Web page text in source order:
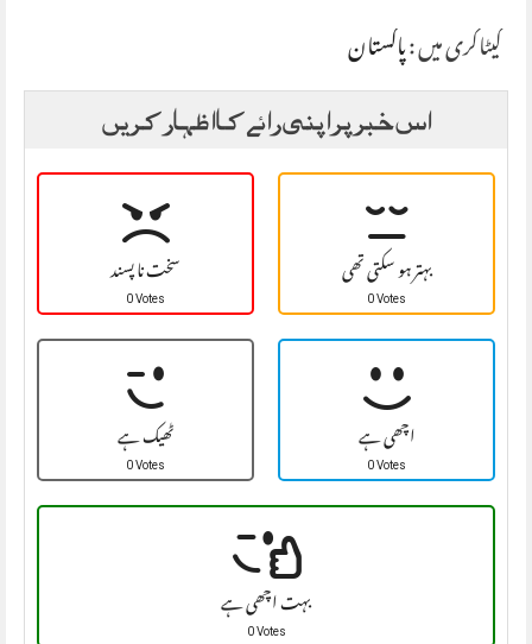
کیٹاگری میں :پاکستان
اس خبر پر اپنی رائے کا اظہار کریں
سخت نا پسند
0 Votes بہتر ہو سکتی تھی
0 Votes
ٹھیک ہے
0 Votes اچھی ہے
0 Votes
بہت اچھی ہے
0 Votes